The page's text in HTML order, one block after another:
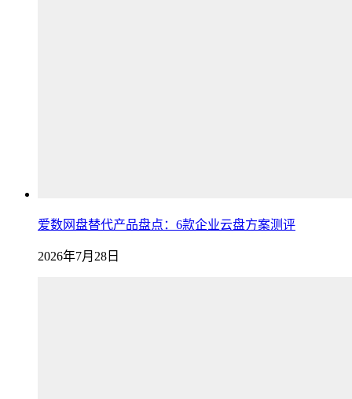
爱数网盘替代产品盘点：6款企业云盘方案测评
2026年7月28日